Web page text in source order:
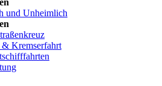
und Unheimlich
Kremserfahrt